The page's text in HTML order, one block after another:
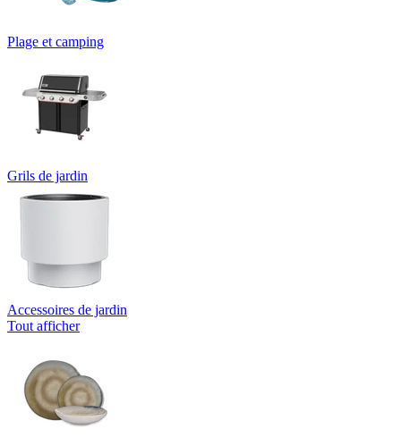
Plage et camping
Grils de jardin
Accessoires de jardin
Tout afficher